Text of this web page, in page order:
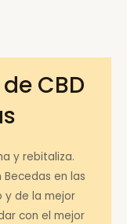
CBD
y rebitaliza.
en las
y de la mejor
con el mejor